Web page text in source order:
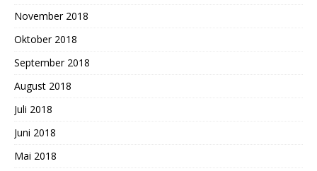
November 2018
Oktober 2018
September 2018
August 2018
Juli 2018
Juni 2018
Mai 2018